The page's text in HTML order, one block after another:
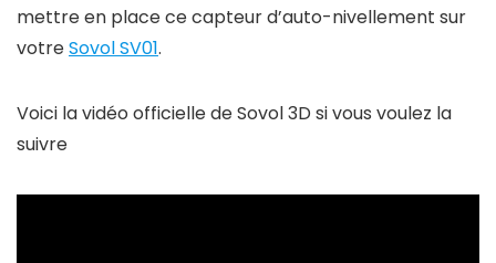
mettre en place ce capteur d’auto-nivellement sur
votreSovol SV01.
Voici la vidéo officielle de Sovol 3D si vous voulez la
suivre